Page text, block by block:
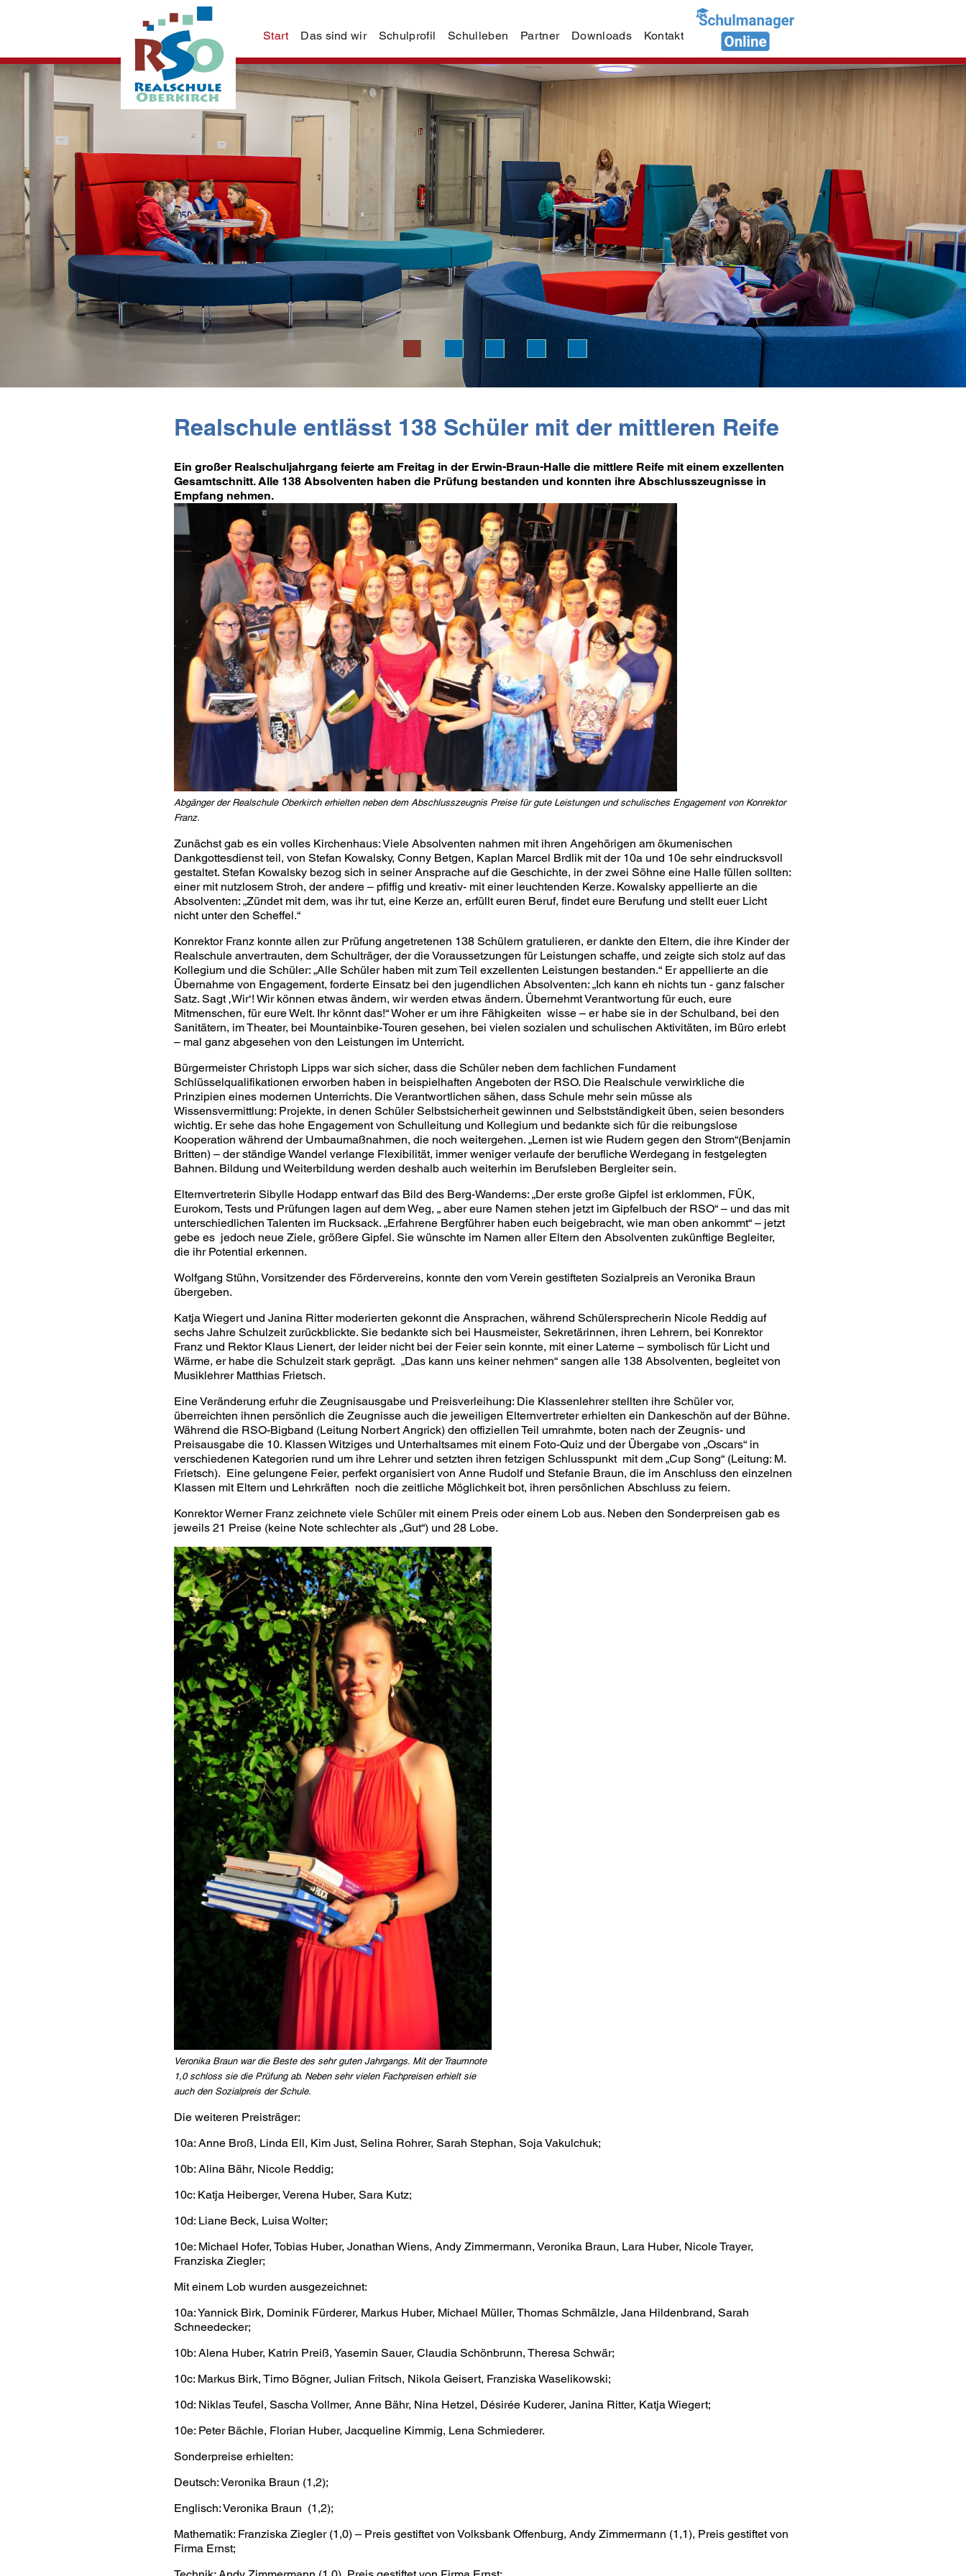
Start Das sind wir Schulprofil Schulleben Partner Downloads Kontakt
Realschule entlässt 138 Schüler mit der mittleren Reife
Ein großer Realschuljahrgang feierte am Freitag in der Erwin-Braun-Halle die mittlere Reife mit einem exzellenten
Gesamtschnitt. Alle 138 Absolventen haben die Prüfung bestanden und konnten ihre Abschlusszeugnisse in
Empfang nehmen.
Abgänger der Realschule Oberkirch erhielten neben dem Abschlusszeugnis Preise für gute Leistungen und schulisches Engagement von Konrektor
Franz.
Zunächst gab es ein volles Kirchenhaus: Viele Absolventen nahmen mit ihren Angehörigen am ökumenischen
Dankgottesdienst teil, von Stefan Kowalsky, Conny Betgen, Kaplan Marcel Brdlik mit der 10a und 10e sehr eindrucksvoll
gestaltet. Stefan Kowalsky bezog sich in seiner Ansprache auf die Geschichte, in der zwei Söhne eine Halle füllen sollten:
einer mit nutzlosem Stroh, der andere – pfiffig und kreativ- mit einer leuchtenden Kerze. Kowalsky appellierte an die
Absolventen: „Zündet mit dem, was ihr tut, eine Kerze an, erfüllt euren Beruf, findet eure Berufung und stellt euer Licht
nicht unter den Scheffel.“
Konrektor Franz konnte allen zur Prüfung angetretenen 138 Schülern gratulieren, er dankte den Eltern, die ihre Kinder der
Realschule anvertrauten, dem Schulträger, der die Voraussetzungen für Leistungen schaffe, und zeigte sich stolz auf das
Kollegium und die Schüler: „Alle Schüler haben mit zum Teil exzellenten Leistungen bestanden.“ Er appellierte an die
Übernahme von Engagement, forderte Einsatz bei den jugendlichen Absolventen: „Ich kann eh nichts tun - ganz falscher
Satz. Sagt ‚Wir‘! Wir können etwas ändern, wir werden etwas ändern. Übernehmt Verantwortung für euch, eure
Mitmenschen, für eure Welt. Ihr könnt das!“ Woher er um ihre Fähigkeiten wisse – er habe sie in der Schulband, bei den
Sanitätern, im Theater, bei Mountainbike-Touren gesehen, bei vielen sozialen und schulischen Aktivitäten, im Büro erlebt
– mal ganz abgesehen von den Leistungen im Unterricht.
Bürgermeister Christoph Lipps war sich sicher, dass die Schüler neben dem fachlichen Fundament
Schlüsselqualifikationen erworben haben in beispielhaften Angeboten der RSO. Die Realschule verwirkliche die
Prinzipien eines modernen Unterrichts. Die Verantwortlichen sähen, dass Schule mehr sein müsse als
Wissensvermittlung: Projekte, in denen Schüler Selbstsicherheit gewinnen und Selbstständigkeit üben, seien besonders
wichtig. Er sehe das hohe Engagement von Schulleitung und Kollegium und bedankte sich für die reibungslose
Kooperation während der Umbaumaßnahmen, die noch weitergehen. „Lernen ist wie Rudern gegen den Strom“(Benjamin
Britten) – der ständige Wandel verlange Flexibilität, immer weniger verlaufe der berufliche Werdegang in festgelegten
Bahnen. Bildung und Weiterbildung werden deshalb auch weiterhin im Berufsleben Bergleiter sein.
Elternvertreterin Sibylle Hodapp entwarf das Bild des Berg-Wanderns: „Der erste große Gipfel ist erklommen, FÜK,
Eurokom, Tests und Prüfungen lagen auf dem Weg, „ aber eure Namen stehen jetzt im Gipfelbuch der RSO“ – und das mit
unterschiedlichen Talenten im Rucksack. „Erfahrene Bergführer haben euch beigebracht, wie man oben ankommt“ – jetzt
gebe es jedoch neue Ziele, größere Gipfel. Sie wünschte im Namen aller Eltern den Absolventen zukünftige Begleiter,
die ihr Potential erkennen.
Wolfgang Stühn, Vorsitzender des Fördervereins, konnte den vom Verein gestifteten Sozialpreis an Veronika Braun
übergeben.
Katja Wiegert und Janina Ritter moderierten gekonnt die Ansprachen, während Schülersprecherin Nicole Reddig auf
sechs Jahre Schulzeit zurückblickte. Sie bedankte sich bei Hausmeister, Sekretärinnen, ihren Lehrern, bei Konrektor
Franz und Rektor Klaus Lienert, der leider nicht bei der Feier sein konnte, mit einer Laterne – symbolisch für Licht und
Wärme, er habe die Schulzeit stark geprägt. „Das kann uns keiner nehmen“ sangen alle 138 Absolventen, begleitet von
Musiklehrer Matthias Frietsch.
Eine Veränderung erfuhr die Zeugnisausgabe und Preisverleihung: Die Klassenlehrer stellten ihre Schüler vor,
überreichten ihnen persönlich die Zeugnisse auch die jeweiligen Elternvertreter erhielten ein Dankeschön auf der Bühne.
Während die RSO-Bigband (Leitung Norbert Angrick) den offiziellen Teil umrahmte, boten nach der Zeugnis- und
Preisausgabe die 10. Klassen Witziges und Unterhaltsames mit einem Foto-Quiz und der Übergabe von „Oscars“ in
verschiedenen Kategorien rund um ihre Lehrer und setzten ihren fetzigen Schlusspunkt mit dem „Cup Song“ (Leitung: M.
Frietsch). Eine gelungene Feier, perfekt organisiert von Anne Rudolf und Stefanie Braun, die im Anschluss den einzelnen
Klassen mit Eltern und Lehrkräften noch die zeitliche Möglichkeit bot, ihren persönlichen Abschluss zu feiern.
Konrektor Werner Franz zeichnete viele Schüler mit einem Preis oder einem Lob aus. Neben den Sonderpreisen gab es
jeweils 21 Preise (keine Note schlechter als „Gut“) und 28 Lobe.
Veronika Braun war die Beste des sehr guten Jahrgangs. Mit der Traumnote
1,0 schloss sie die Prüfung ab. Neben sehr vielen Fachpreisen erhielt sie
auch den Sozialpreis der Schule.
Die weiteren Preisträger:
10a: Anne Broß, Linda Ell, Kim Just, Selina Rohrer, Sarah Stephan, Soja Vakulchuk;
10b: Alina Bähr, Nicole Reddig;
10c: Katja Heiberger, Verena Huber, Sara Kutz;
10d: Liane Beck, Luisa Wolter;
10e: Michael Hofer, Tobias Huber, Jonathan Wiens, Andy Zimmermann, Veronika Braun, Lara Huber, Nicole Trayer,
Franziska Ziegler;
Mit einem Lob wurden ausgezeichnet:
10a: Yannick Birk, Dominik Fürderer, Markus Huber, Michael Müller, Thomas Schmälzle, Jana Hildenbrand, Sarah
Schneedecker;
10b: Alena Huber, Katrin Preiß, Yasemin Sauer, Claudia Schönbrunn, Theresa Schwär;
10c: Markus Birk, Timo Bögner, Julian Fritsch, Nikola Geisert, Franziska Waselikowski;
10d: Niklas Teufel, Sascha Vollmer, Anne Bähr, Nina Hetzel, Désirée Kuderer, Janina Ritter, Katja Wiegert;
10e: Peter Bächle, Florian Huber, Jacqueline Kimmig, Lena Schmiederer.
Sonderpreise erhielten:
Deutsch: Veronika Braun (1,2);
Englisch: Veronika Braun (1,2);
Mathematik: Franziska Ziegler (1,0) – Preis gestiftet von Volksbank Offenburg, Andy Zimmermann (1,1), Preis gestiftet von
Firma Ernst;